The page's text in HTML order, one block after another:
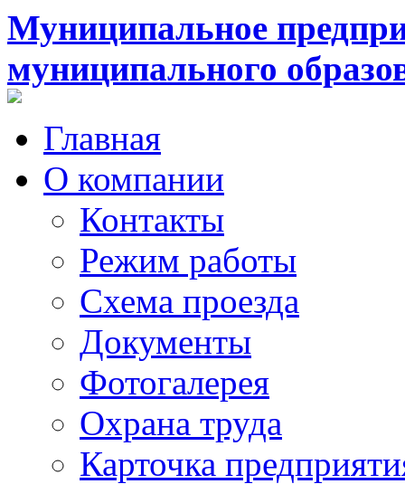
Муниципальное
муниципального
Главная
О компании
Контакты
Режим работы
Схема проезда
Документы
Фотогалерея
Охрана труда
Карточка